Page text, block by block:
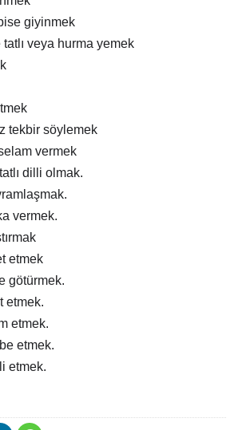
giyinmek
veya hurma yemek
tekbir söylemek
vermek
dilli olmak.
vermek.
etmek
götürmek.
etmek.
etmek.
etmek.
etmek.